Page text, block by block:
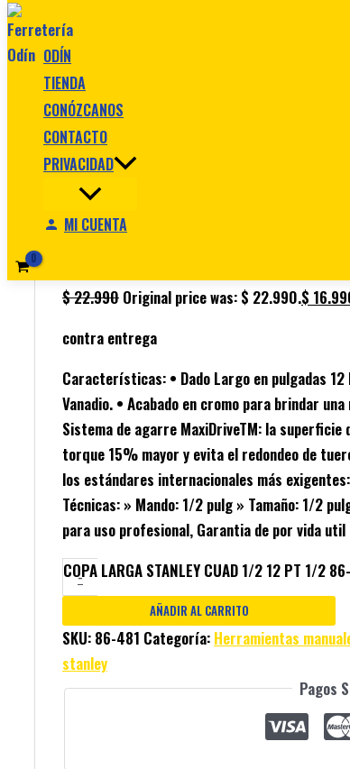
Ir al contenido
ODÍN
TIENDA
CONÓZCANOS
CONTACTO
PRIVACIDAD
MI CUENTA
Inicio/Herramientas manuales
Herramientas manuales
COPA LARGA STANLEY CUAD
$22.990 Original price was: $ 22.990.$
contra entrega
Características: • Dado Largo en pulgadas
Vanadio. • Acabado en cromo para brindar
Sistema de agarre MaxiDriveTM: la
torque 15% mayor y evita el redondeo de
los estándares internacionales más
Técnicas: » Mando: 1/2 pulg » Tamaño: 1/2
para uso profesional, Garantia de por vida util
-
COPA LARGA STANLEY CUAD 1/2 12 PT 1/2
AÑADIR AL CARRITO
SKU: 86-481 Categoría: Herramientas
stanley
Pagos